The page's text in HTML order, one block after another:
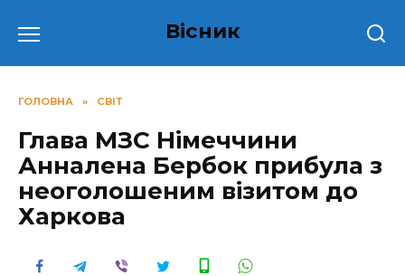
до
Вісник
ГОЛОВНА » СВІТ
Глава МЗС Німеччини
Анналена Бербок прибула з
неоголошеним візитом до
Харкова